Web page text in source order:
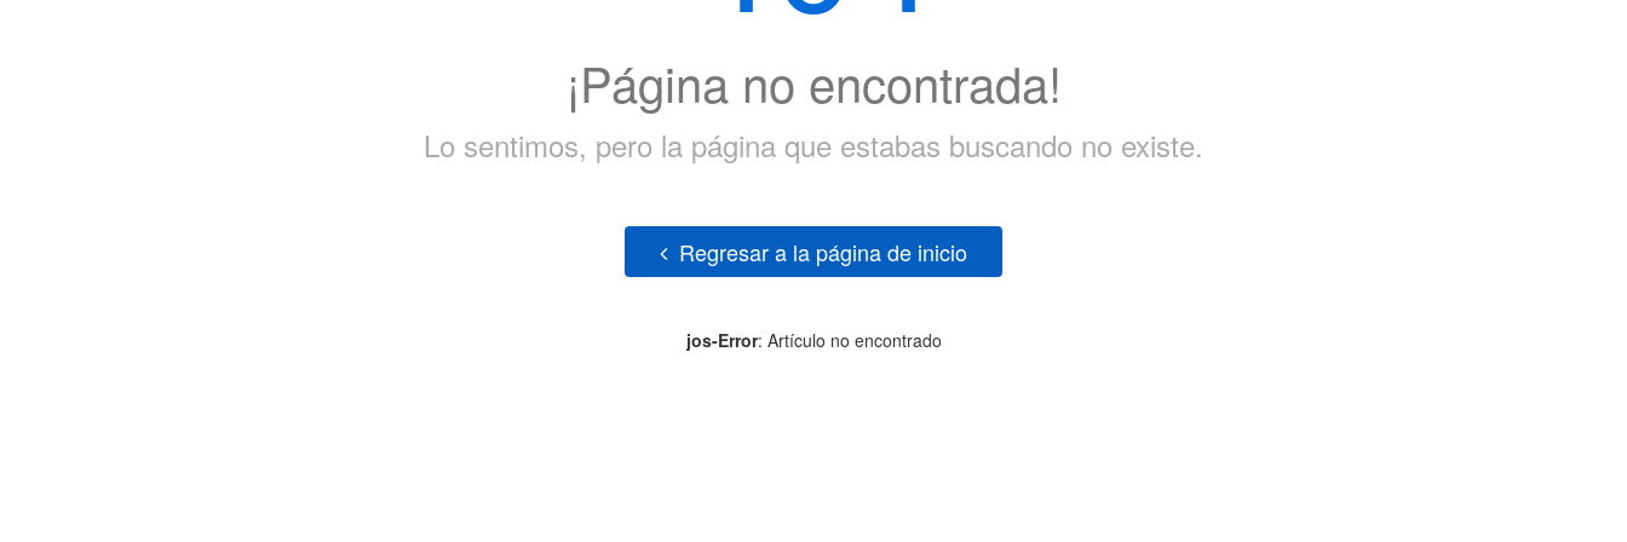
¡Página no encontrada!
Lo sentimos, pero la página que estabas buscando no existe.
Regresar a la página de inicio
jos-Error: Artículo no encontrado